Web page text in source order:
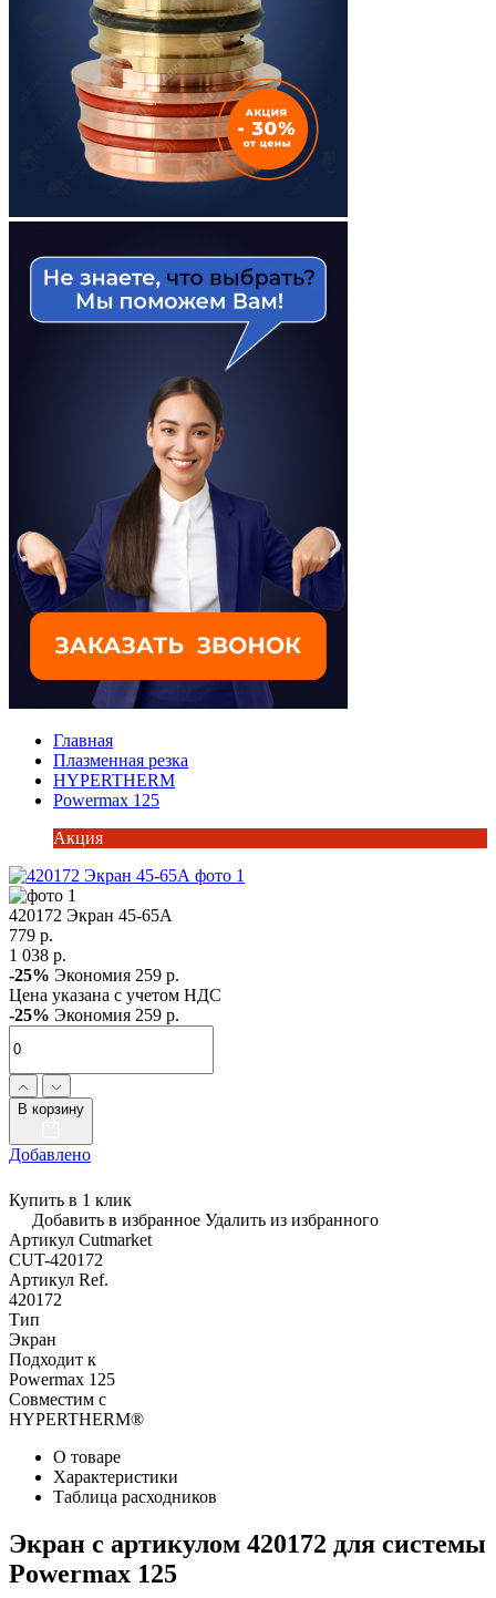
Главная
Плазменная резка
HYPERTHERM
Powermax 125
Акция
420172 Экран 45-65А
779 р.
1 038 р.
-25% Экономия 259 р.
Цена указана с учетом НДС
-25% Экономия 259 р.
В корзину
Добавлено
Купить в 1 клик
Добавить в избранное Удалить из избранного
Артикул Cutmarket
CUT-420172
Артикул Ref.
420172
Тип
Экран
Подходит к
Powermax 125
Совместим с
HYPERTHERM®
О товаре
Характеристики
Таблица расходников
Экран с артикулом 420172 для системы
Powermax 125